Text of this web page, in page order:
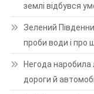
землі відбувся
Зелений
проби води і про
Негода наробила
дороги й